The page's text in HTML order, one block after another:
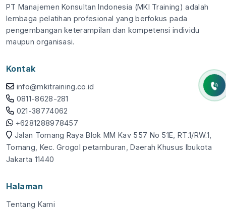
PT Manajemen Konsultan Indonesia (MKI Training) adalah
lembaga pelatihan profesional yang berfokus pada
pengembangan keterampilan dan kompetensi individu
maupun organisasi.
Kontak
info@mkitraining.co.id
0811-8628-281
021-38774062
+6281288978457
Jalan Tomang Raya Blok MM Kav 557 No 51E, RT.1/RW.1,
Tomang, Kec. Grogol petamburan, Daerah Khusus Ibukota
Jakarta 11440
Halaman
Tentang Kami